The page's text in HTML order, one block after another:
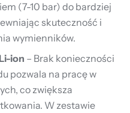
(7-10 bar) do bardziej
skuteczność i
wymienników.
ion – Brak konieczności
pozwala na pracę w
co zwiększa
W zestawie